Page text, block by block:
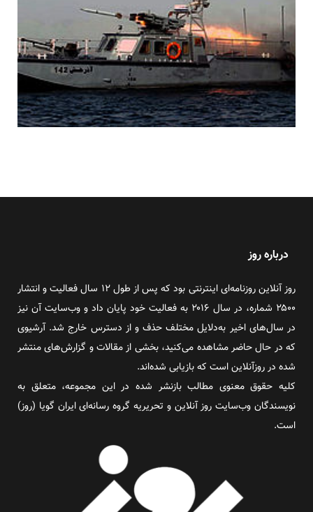
درباره روز
روز آنلاین روزنامه‌ای اینترنتی بود که پس از طول ۱۲ سال فعالیت و انتشار
۲۵۰۰ شماره، در سال ۲۰۱۶ به فعالیت خود پایان داد و وب‌سایت آن نیز
در سال‌های اخیر به‌دلایل مختلف حذف و از دسترس خارج شد. آرشیوی
که در حال حاضر مشاهده می‌کنید، بخشی از مقالات و گزارش‌های منتشر
شده در روزآنلاین است که بازیابی شده‌اند.
کلیه حقوق معنوی مطالب بازنشر شده در این مجموعه، متعلق به
نویسندگان وب‌سایت روز آنلاین و تحریریه گروه رسانه‌ای ایران گویا (روز)
است.